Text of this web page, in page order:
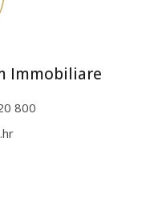
Immobiliare
800